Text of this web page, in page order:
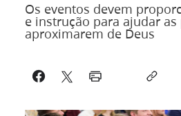
Os eventos devem
e instrução para ajudar as
aproximarem de Deus